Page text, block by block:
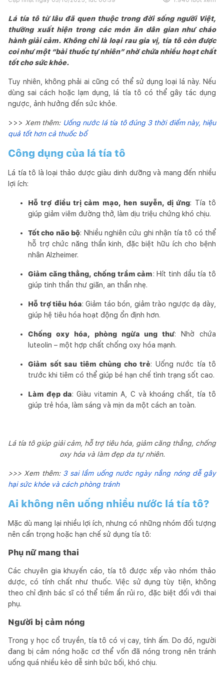
Lá tía tô từ lâu đã quen thuộc trong đời sống người Việt,
thường xuất hiện trong các món ăn dân gian như cháo
hành giải cảm. Không chỉ là loại rau gia vị, tía tô còn được
coi như một “bài thuốc tự nhiên” nhờ chứa nhiều hoạt chất
tốt cho sức khỏe.
Tuy nhiên, không phải ai cũng có thể sử dụng loại lá này. Nếu
dùng sai cách hoặc lạm dụng, lá tía tô có thể gây tác dụng
ngược, ảnh hưởng đến sức khỏe.
>>> Xem thêm: Uống nước lá tía tô đúng 3 thời điểm này, hiệu
quả tốt hơn cả thuốc bổ
Công dụng của lá tía tô
Lá tía tô là loại thảo dược giàu dinh dưỡng và mang đến nhiều
lợi ích:
Hỗ trợ điều trị cảm mạo, hen suyễn, dị ứng: Tía tô
giúp giảm viêm đường thở, làm dịu triệu chứng khó chịu.
Tốt cho não bộ: Nhiều nghiên cứu ghi nhận tía tô có thể
hỗ trợ chức năng thần kinh, đặc biệt hữu ích cho bệnh
nhân Alzheimer.
Giảm căng thẳng, chống trầm cảm: Hít tinh dầu tía tô
giúp tinh thần thư giãn, an thần nhẹ.
Hỗ trợ tiêu hóa: Giảm táo bón, giảm trào ngược dạ dày,
giúp hệ tiêu hóa hoạt động ổn định hơn.
Chống oxy hóa, phòng ngừa ung thư: Nhờ chứa
luteolin – một hợp chất chống oxy hóa mạnh.
Giảm sốt sau tiêm chủng cho trẻ: Uống nước tía tô
trước khi tiêm có thể giúp bé hạn chế tình trạng sốt cao.
Làm đẹp da: Giàu vitamin A, C và khoáng chất, tía tô
giúp trẻ hóa, làm sáng và mịn da một cách an toàn.
Lá tía tô giúp giải cảm, hỗ trợ tiêu hóa, giảm căng thẳng, chống
oxy hóa và làm đẹp da tự nhiên.
>>> Xem thêm: 3 sai lầm uống nước ngày nắng nóng dễ gây
hại sức khỏe và cách phòng tránh
Ai không nên uống nhiều nước lá tía tô?
Mặc dù mang lại nhiều lợi ích, nhưng có những nhóm đối tượng
nên cẩn trọng hoặc hạn chế sử dụng tía tô:
Phụ nữ mang thai
Các chuyên gia khuyến cáo, tía tô được xếp vào nhóm thảo
dược, có tính chất như thuốc. Việc sử dụng tùy tiện, không
theo chỉ định bác sĩ có thể tiềm ẩn rủi ro, đặc biệt đối với thai
phụ.
Người bị cảm nóng
Trong y học cổ truyền, tía tô có vị cay, tính ấm. Do đó, người
đang bị cảm nóng hoặc cơ thể vốn đã nóng trong nên tránh
uống quá nhiều kẻo dễ sinh bức bối, khó chịu.